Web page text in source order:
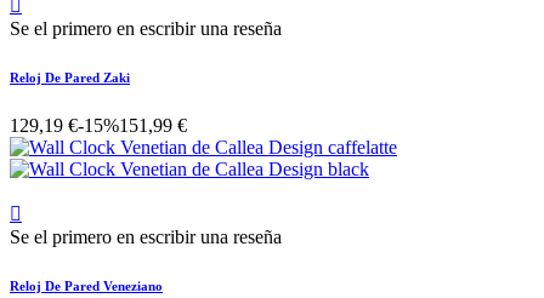

Se el primero en escribir una reseña
Reloj De Pared Zaki
129,19 €-15%151,99 €

Se el primero en escribir una reseña
Reloj De Pared Veneziano